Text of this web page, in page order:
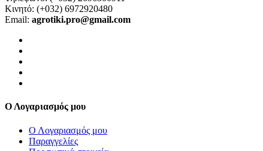
Κινητό: (+032) 6972920480
Email: agrotiki.pro@gmail.com
Ο Λογαριασμός μου
Ο Λογαριασμός μου
Παραγγελίες